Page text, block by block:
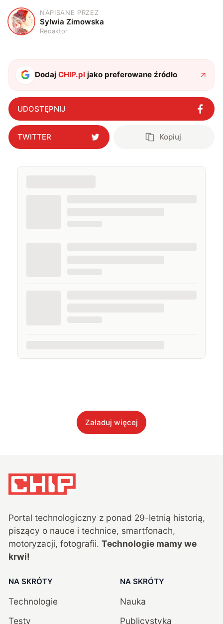
S
NAPISANE PRZEZ
Sylwia Zimowska
Redaktor
DodajCHIP.pl jako preferowane źródło
UDOSTĘPNIJ
TWITTER Kopiuj
Załaduj więcej
Portal technologiczny z ponad 29-letnią historią,
piszący o nauce i technice, smartfonach,
motoryzacji, fotografii. Technologie mamy we
krwi!
NA SKRÓTY
Technologie
Testy
NA SKRÓTY
Nauka
Publicystyka